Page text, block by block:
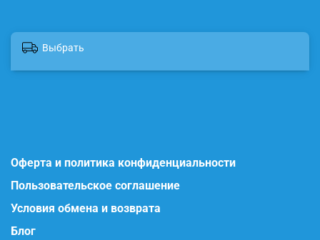
Выбрать
Оферта и политика конфиденциальности
Пользовательское соглашение
Условия обмена и возврата
Блог